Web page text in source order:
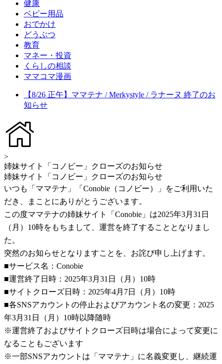
健康
ベビー用品
おでかけ
どうぶつ
教育
マネー・投資
くらしの相談
ママコマ漫画
【8/26 正午】ママテナ / Merkystyle / ラナーヌ 終了のお
知らせ
>
姉妹サイト「コノビー」クローズのお知らせ
姉妹サイト「コノビー」クローズのお知らせ
いつも「ママテナ」「Conobie（コノビー）」をご利用いた
だき、まことにありがとうございます。
この度ママテナの姉妹サイト「Conobie」は2025年3月31日
（月）10時をもちまして、運営を終了することとなりまし
た。
突然のお知らせとなりますことを、お詫び申し上げます。
■サービス名：Conobie
■運営終了日時：2025年3月31日（月）10時
■サイトクローズ日時：2025年4月7日（月）10時
■各SNSアカウントの停止およびアカウント名の変更：2025
年3月31日（月）10時以降随時
※運営終了およびサイトクローズ日時は場合によって変更に
なることもございます
※一部SNSアカウントは「ママテナ」に名義変更し、継続運